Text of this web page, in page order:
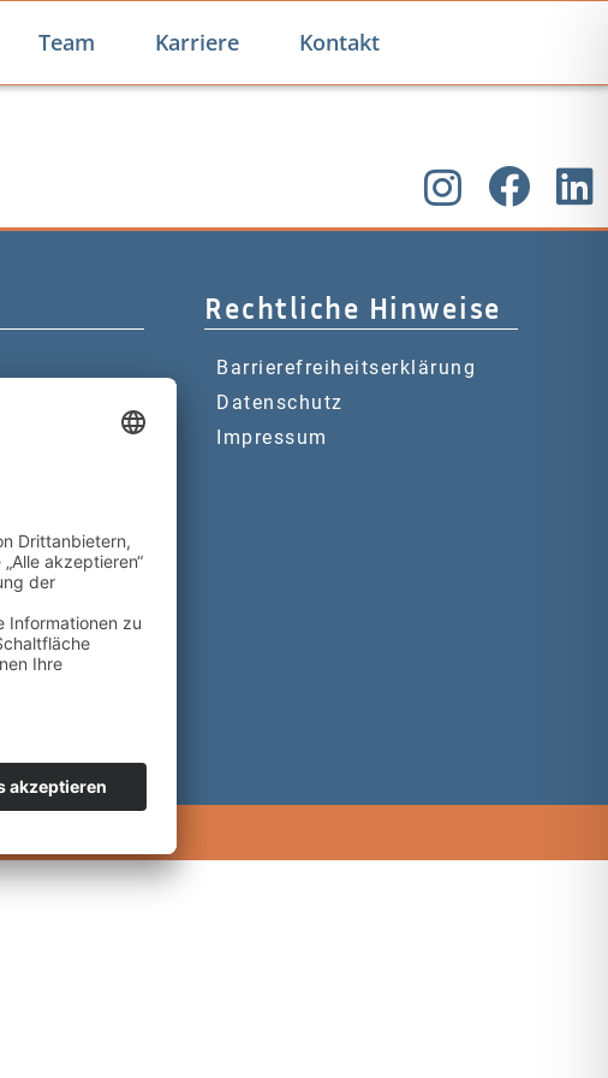
Team Karriere Kontakt
Rechtliche Hinweise
Barrierefreiheitserklärung
Datenschutz
Impressum